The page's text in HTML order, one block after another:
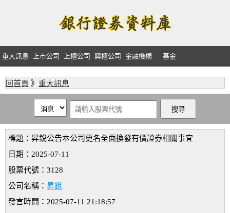
重大訊息 上市公司 上櫃公司 興櫃公司 金融機構 基金
回首頁 》 重大訊息
標題：昇銳公告本公司更名全面換發有價證券相關事宜
日期：2025-07-11
股票代號：3128
公司名稱： 昇銳
發言時間：2025-07-11 21:18:57